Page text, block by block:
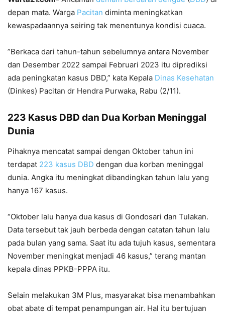
depan mata. Warga Pacitan diminta meningkatkan
kewaspadaannya seiring tak menentunya kondisi cuaca.
”Berkaca dari tahun-tahun sebelumnya antara November
dan Desember 2022 sampai Februari 2023 itu diprediksi
ada peningkatan kasus DBD,” kata Kepala Dinas Kesehatan
(Dinkes) Pacitan dr Hendra Purwaka, Rabu (2/11).
223 Kasus DBD dan Dua Korban Meninggal
Dunia
Pihaknya mencatat sampai dengan Oktober tahun ini
terdapat 223 kasus DBD dengan dua korban meninggal
dunia. Angka itu meningkat dibandingkan tahun lalu yang
hanya 167 kasus.
“Oktober lalu hanya dua kasus di Gondosari dan Tulakan.
Data tersebut tak jauh berbeda dengan catatan tahun lalu
pada bulan yang sama. Saat itu ada tujuh kasus, sementara
November meningkat menjadi 46 kasus,” terang mantan
kepala dinas PPKB-PPPA itu.
Selain melakukan 3M Plus, masyarakat bisa menambahkan
obat abate di tempat penampungan air. Hal itu bertujuan